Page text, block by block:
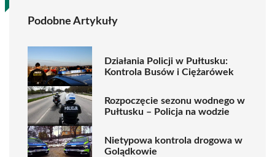
Podobne Artykuły
Działania Policji w Pułtusku:
Kontrola Busów i Ciężarówek
Rozpoczęcie sezonu wodnego w
Pułtusku – Policja na wodzie
Nietypowa kontrola drogowa w
Golądkowie